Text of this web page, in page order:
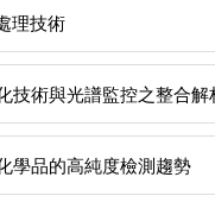
理技術
技術與光譜監控之整合解
學品的高純度檢測趨勢